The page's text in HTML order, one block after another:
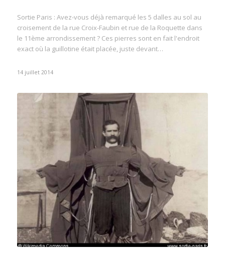
Sortie Paris : Avez-vous déjà remarqué les 5 dalles au sol au
croisement de la rue Croix-Faubin et rue de la Roquette dans
le 11ème arrondissement ? Ces pierres sont en fait l'endroit
exact où la guillotine était placée, juste devant…
14 juillet 2014